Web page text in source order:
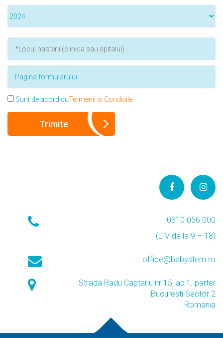
Sunt de acord cuTermenii si Conditiile
0310 056 000
(L-V de la 9 – 18)
office@babystem.ro
Strada Radu Captariu nr 15, ap 1, parter
Bucuresti Sector 2
Romania